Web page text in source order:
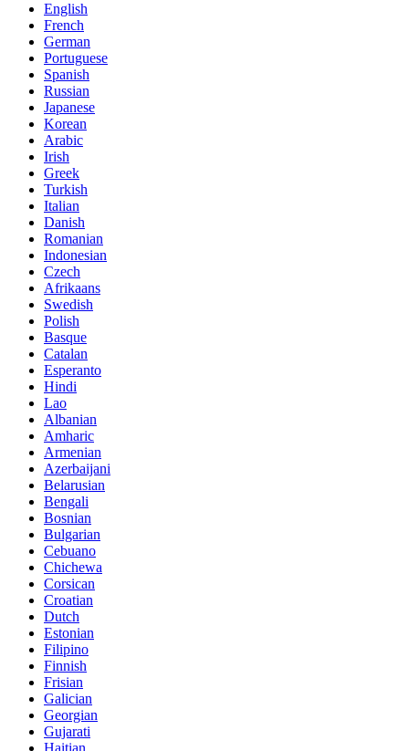
English
French
German
Portuguese
Spanish
Russian
Japanese
Korean
Arabic
Irish
Greek
Turkish
Italian
Danish
Romanian
Indonesian
Czech
Afrikaans
Swedish
Polish
Basque
Catalan
Esperanto
Hindi
Lao
Albanian
Amharic
Armenian
Azerbaijani
Belarusian
Bengali
Bosnian
Bulgarian
Cebuano
Chichewa
Corsican
Croatian
Dutch
Estonian
Filipino
Finnish
Frisian
Galician
Georgian
Gujarati